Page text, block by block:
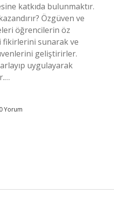
katkıda bulunmaktır.
Özgüven ve
öğrencilerin öz
sunarak ve
geliştirirler.
uygulayarak
Yorum